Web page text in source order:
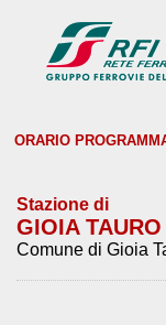
ORARIO
Stazione di
GIOIA TAURO
Comune di Gioia